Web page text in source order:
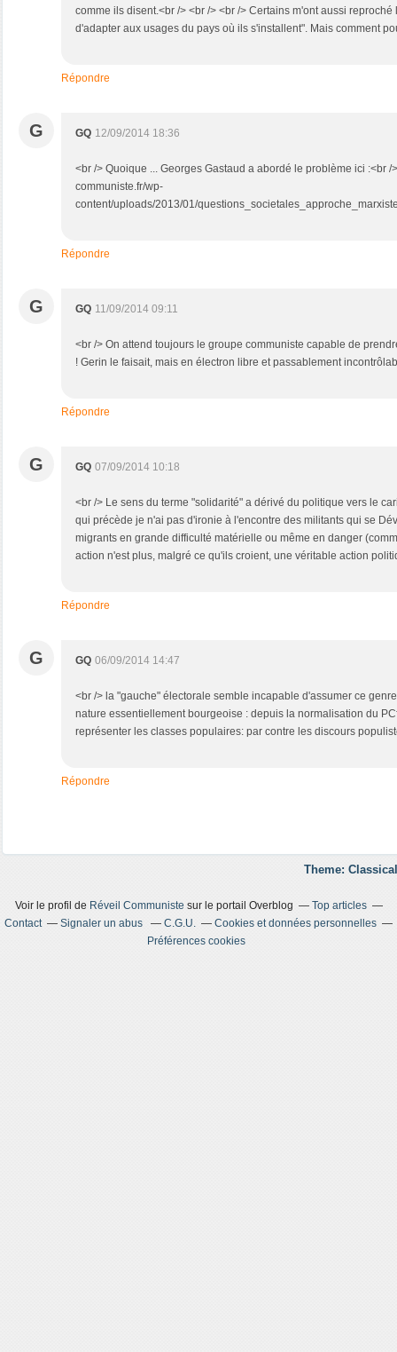
comme ils disent.<br /> <br /> <br /> Certains m'ont aussi
d'adapter aux usages du pays où ils s'installent". Mais comment
Répondre
G GQ 12/09/2014 18:36
<br /> Quoique ... Georges Gastaud a abordé le problème ici :<br /
communiste.fr/wp-
content/uploads/2013/01/
Répondre
G GQ 11/09/2014 09:11
<br /> On attend toujours le groupe communiste capable de
! Gerin le faisait, mais en électron libre et passablement
Répondre
G GQ 07/09/2014 10:18
<br /> Le sens du terme "solidarité" a dérivé du politique vers le
qui précède je n'ai pas d'ironie à l'encontre des militants qui se
migrants en grande difficulté matérielle ou même en danger
action n'est plus, malgré ce qu'ils croient, une véritable action
Répondre
G GQ 06/09/2014 14:47
<br /> la "gauche" électorale semble incapable d'assumer ce
nature essentiellement bourgeoise : depuis la normalisation du
représenter les classes populaires: par contre les discours
Répondre
Theme:
Voir le profil de Réveil Communiste sur le portail Overblog
Top articles
Contact
Signaler un abus C.G.U.
Cookies et données personnelles
Préférences cookies